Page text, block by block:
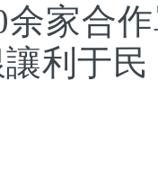
余家合
利于